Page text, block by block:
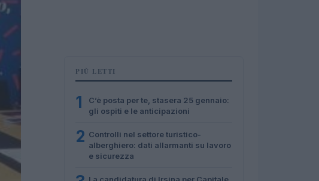
PIÙ LETTI
1
C’è posta per te, stasera 25 gennaio:
gli ospiti e le anticipazioni
2 Controlli nel settore turistico-
alberghiero: dati allarmanti su lavoro
e sicurezza